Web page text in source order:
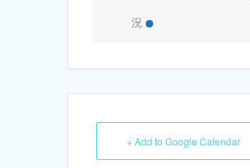
況
+ Add to Google Calendar